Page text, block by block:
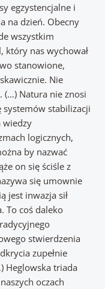
egzystencjalne i
na dzień. Obecny
wszystkim
który nas wychował
stanowione,
Nie
(…) Natura nie znosi
systemów stabilizacji
wiedzy
logicznych,
by nazwać
on się ściśle z
się umownie
jest inwazja sił
To coś daleko
stwierdzenia
zupełnie
Heglowska triada
oczach